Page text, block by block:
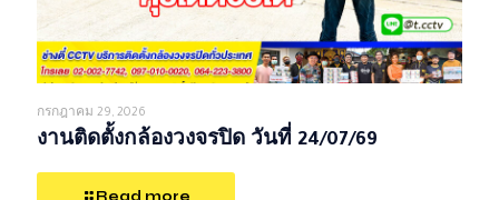
กรกฎาคม 29, 2026
งานติดตั้งกล้องวงจรปิด วันที่ 24/07/69